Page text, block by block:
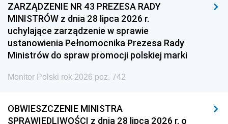
ZARZĄDZENIE NR 43 PREZESA RADY
MINISTRÓW z dnia 28 lipca 2026 r.
uchylające zarządzenie w sprawie
ustanowienia Pełnomocnika Prezesa Rady
Ministrów do spraw promocji polskiej marki
Monitor Polski rok 2026 poz. 742
OBWIESZCZENIE MINISTRA
SPRAWIEDLIWOŚCI z dnia 28 lipca 2026 r. o